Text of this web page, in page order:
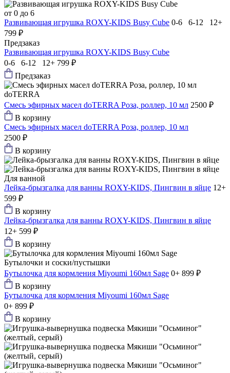
от 0 до 6
Развивающая игрушка ROXY-KIDS Busy Сube 0-6 6-12 12+
799 ₽
Предзаказ
Развивающая игрушка ROXY-KIDS Busy Сube
0-6 6-12 12+ 799 ₽
Предзаказ
doTERRA
Смесь эфирных масел doTERRA Роза, роллер, 10 мл 2500 ₽
В корзину
Смесь эфирных масел doTERRA Роза, роллер, 10 мл
2500 ₽
В корзину
Для ванной
Лейка-брызгалка для ванны ROXY-KIDS, Пингвин в яйце 12+
599 ₽
В корзину
Лейка-брызгалка для ванны ROXY-KIDS, Пингвин в яйце
12+ 599 ₽
В корзину
Бутылочки и соски/пустышки
Бутылочка для кормления Miyoumi 160мл Sage 0+ 899 ₽
В корзину
Бутылочка для кормления Miyoumi 160мл Sage
0+ 899 ₽
В корзину